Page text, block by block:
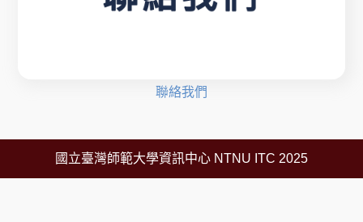
聯絡我們
國立臺灣師範大學資訊中心 NTNU ITC 2025